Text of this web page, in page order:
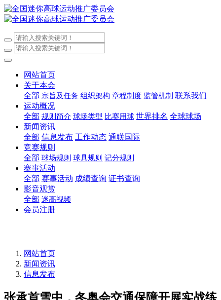
网站首页
关于本会
全部 宗旨及任务 组织架构 章程制度 监管机制 联系我们
运动概况
全部 规则简介 球场类型 比赛用球 世界排名 全球球场
新闻资讯
全部 信息发布 工作动态 通联国际
竞赛规则
全部 球场规则 球具规则 记分规则
赛事活动
全部 赛事活动 成绩查询 证书查询
影音观赏
全部 迷高视频
会员注册
网站首页
新闻资讯
信息发布